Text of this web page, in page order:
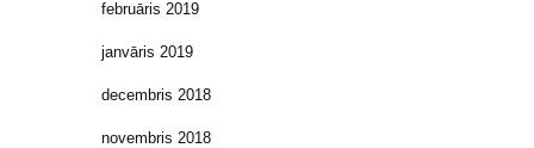
februāris 2019
janvāris 2019
decembris 2018
novembris 2018